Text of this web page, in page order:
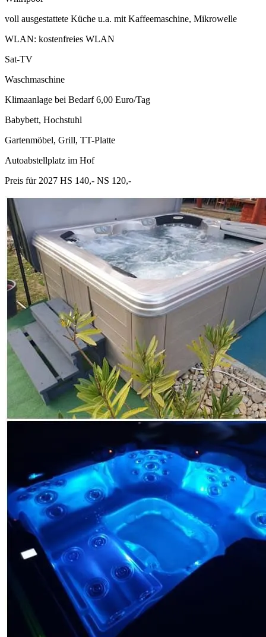
voll ausgestattete Küche u.a. mit Kaffeemaschine, Mikrowelle
WLAN: kostenfreies WLAN
Sat-TV
Waschmaschine
Klimaanlage bei Bedarf 6,00 Euro/Tag
Babybett, Hochstuhl
Gartenmöbel, Grill, TT-Platte
Autoabstellplatz im Hof
Preis für 2027 HS 140,- NS 120,-